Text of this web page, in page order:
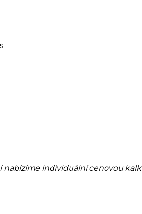
nabízíme individuální cenovou